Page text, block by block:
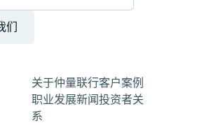
们
关于仲量联行客户案例
职业发展新闻投资者关
系